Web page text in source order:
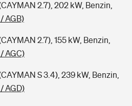
2.7), 202 kW, Benzin,
AGB)
2.7), 155 kW, Benzin,
AGC)
S 3.4), 239 kW, Benzin,
AGD)